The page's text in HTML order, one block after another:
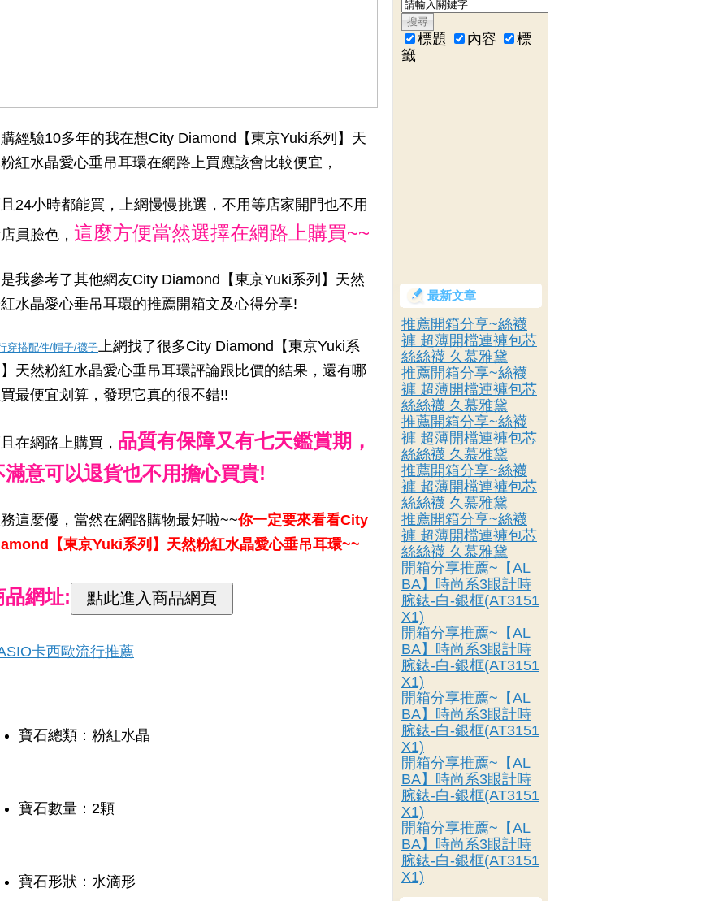
經驗10多年的我在想City Diamond【東京Yuki系列】天
紅水晶愛心垂吊耳環在網路上買應該會比較便宜，
24小時都能買，上網慢慢挑選，不用等店家開門也不用
員臉色， 這麼方便當然選擇在網路上購買~~
我參考了其他網友City Diamond【東京Yuki系列】天然
水晶愛心垂吊耳環的推薦開箱文及心得分享!
穿搭配件/帽子/襪子上網找了很多City Diamond【東京Yuki系
天然粉紅水晶愛心垂吊耳環評論跟比價的結果，還有哪
最便宜划算，發現它真的很不錯!!
在網路上購買， 品質有保障又有七天鑑賞期，
滿意可以退貨也不用擔心買貴!
這麼優，當然在網路購物最好啦~~你一定要來看看City
【東京Yuki系列】天然粉紅水晶愛心垂吊耳環~~
品網址:
卡西歐流行推薦
寶石總類：粉紅水晶
寶石數量：2顆
寶石形狀：水滴形
標題 內容
標
籤
最新文章
推薦開箱分享~絲襪
褲 超薄開檔連褲包芯
絲絲襪 久慕雅黛
推薦開箱分享~絲襪
褲 超薄開檔連褲包芯
絲絲襪 久慕雅黛
推薦開箱分享~絲襪
褲 超薄開檔連褲包芯
絲絲襪 久慕雅黛
推薦開箱分享~絲襪
褲 超薄開檔連褲包芯
絲絲襪 久慕雅黛
推薦開箱分享~絲襪
褲 超薄開檔連褲包芯
絲絲襪 久慕雅黛
開箱分享推薦~【AL
BA】時尚系3眼計時
腕錶-白-銀框(AT3151
X1)
開箱分享推薦~【AL
BA】時尚系3眼計時
腕錶-白-銀框(AT3151
X1)
開箱分享推薦~【AL
BA】時尚系3眼計時
腕錶-白-銀框(AT3151
X1)
開箱分享推薦~【AL
BA】時尚系3眼計時
腕錶-白-銀框(AT3151
X1)
開箱分享推薦~【AL
BA】時尚系3眼計時
腕錶-白-銀框(AT3151
X1)